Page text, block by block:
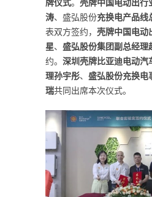
涛、盛弘股份充换电产品线
表双方签约， 壳牌中国电动
星、 盛弘股份集团副总经理
约。 深圳壳牌比亚迪电动
理孙宇彤、 盛弘股份充换电
瑞共同出席本次仪式。